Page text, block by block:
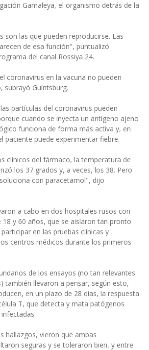
Gamaleya, el organismo detrás de la
son las que pueden reproducirse. Las
de esa función", puntualizó
del canal Rossiya 24.
coronavirus en la vacuna no pueden
subrayó Guíntsburg.
partículas del coronavirus pueden
cuando se inyecta un antígeno ajeno
funciona de forma más activa y, en
paciente puede experimentar fiebre.
clínicos del fármaco, la temperatura de
los 37 grados y, a veces, los 38. Pero
con paracetamol", dijo
a cabo en dos hospitales rusos con
18 y 60 años, que se aislaron tan pronto
en las pruebas clínicas y
centros médicos durante los primeros
de los ensayos (no tan relevantes
también llevaron a pensar, según esto,
en un plazo de 28 días, la respuesta
T, que detecta y mata patógenos
hallazgos, vieron que ambas
seguras y se toleraron bien, y entre